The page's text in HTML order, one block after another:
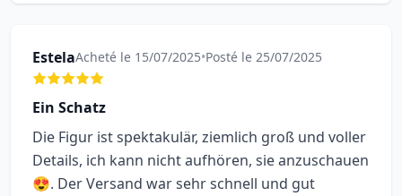
EstelaAcheté le 15/07/2025•Posté le 25/07/2025
Ein Schatz
Die Figur ist spektakulär, ziemlich groß und voller
Details, ich kann nicht aufhören, sie anzuschauen
😍. Der Versand war sehr schnell und gut